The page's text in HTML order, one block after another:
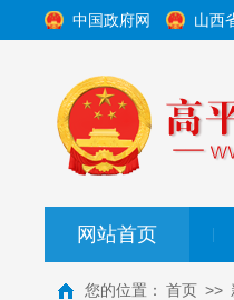
中国政府网 山西
网站首页
您的位置： 首页 >>